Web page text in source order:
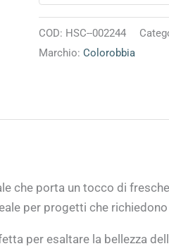
COD: HSC--002244
Marchio:Colorobbia
che porta un tocco di
per progetti che
per esaltare la bellezza